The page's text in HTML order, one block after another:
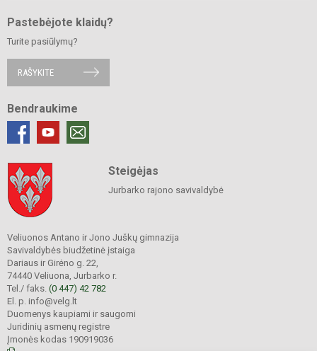
Pastebėjote klaidų?
Turite pasiūlymų?
RAŠYKITE
Bendraukime
Steigėjas
Jurbarko rajono savivaldybė
Veliuonos Antano ir Jono Juškų gimnazija
Savivaldybės biudžetinė įstaiga
Dariaus ir Girėno g. 22,
74440 Veliuona, Jurbarko r.
Tel./ faks. (0 447) 42 782
El. p. info@velg.lt
Duomenys kaupiami ir saugomi
Juridinių asmenų registre
Įmonės kodas 190919036